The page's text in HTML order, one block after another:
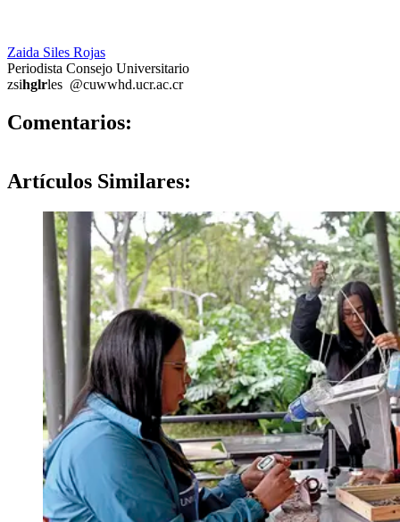
Zaida Siles Rojas
Periodista Consejo Universitario
zsihglrles @cuwwhd.ucr.ac.cr
Comentarios:
Artículos Similares: